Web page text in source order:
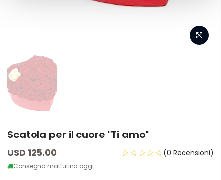
Scatola per il cuore "Ti amo"
USD 125.00
Consegna mattutina oggi
☆☆☆☆☆(0 Recensioni)